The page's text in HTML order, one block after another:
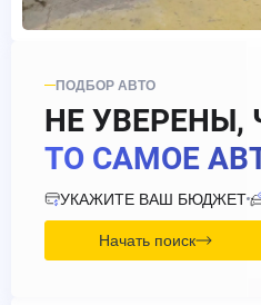
ПОДБОР АВТО
НЕ УВЕРЕНЫ,
ТО САМОЕ
УКАЖИТЕ ВАШ БЮДЖЕТ
Начать поиск